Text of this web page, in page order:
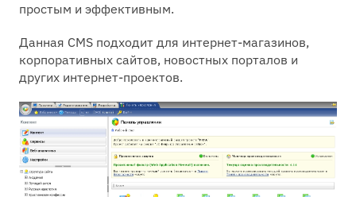
простым и эффективным.
Данная CMS подходит для интернет-магазинов,
корпоративных сайтов, новостных порталов и
других интернет-проектов.